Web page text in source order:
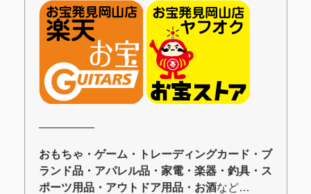
―――――
おもちゃ・ゲーム・トレーディングカード・ブ
ランド品・アパレル品・家電・楽器・釣具・ス
ポーツ用品・アウトドア用品・お酒など…